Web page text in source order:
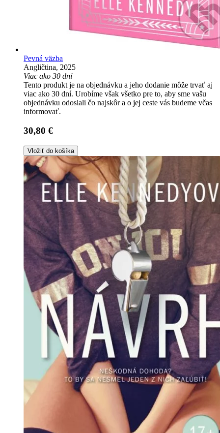
Pevná väzba
Angličtina, 2025
Viac ako 30 dní
Tento produkt je na objednávku a jeho dodanie môže trvať aj
viac ako 30 dní. Urobíme však všetko pre to, aby sme vašu
objednávku odoslali čo najskôr a o jej ceste vás budeme včas
informovať.
30,80 €
Vložiť do košíka